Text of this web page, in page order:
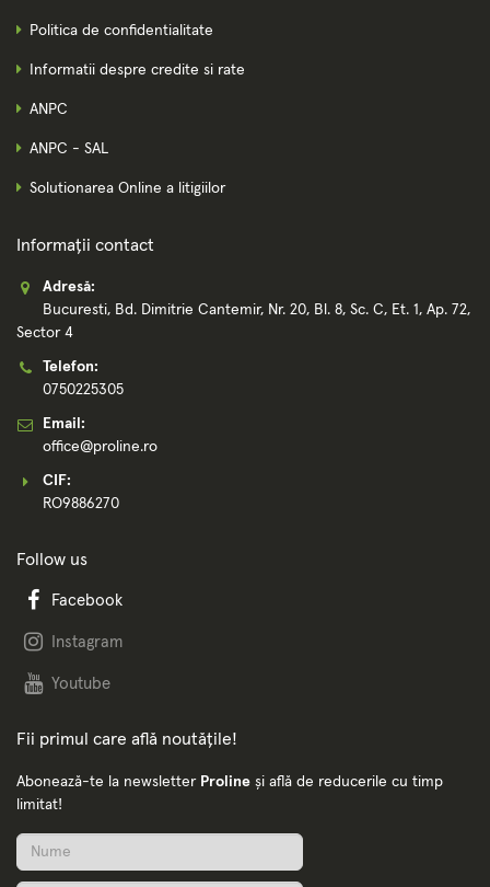
Politica de confidentialitate
Informatii despre credite si rate
ANPC
ANPC - SAL
Solutionarea Online a litigiilor
Informații contact
Adresă:
Bucuresti, Bd. Dimitrie Cantemir, Nr. 20, Bl. 8, Sc. C, Et. 1, Ap. 72,
Sector 4
Telefon:
0750225305
Email:
office@proline.ro
CIF:
RO9886270
Follow us
Facebook
Instagram
Youtube
Fii primul care află noutățile!
Abonează-te la newsletter Proline și află de reducerile cu timp
limitat!